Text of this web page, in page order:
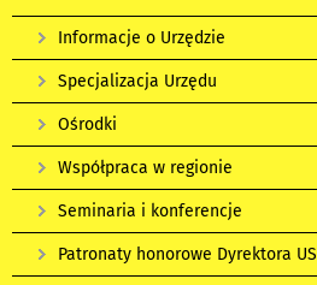
Informacje o Urzędzie
Specjalizacja Urzędu
Ośrodki
Współpraca w regionie
Seminaria i konferencje
Patronaty honorowe Dyrektora US